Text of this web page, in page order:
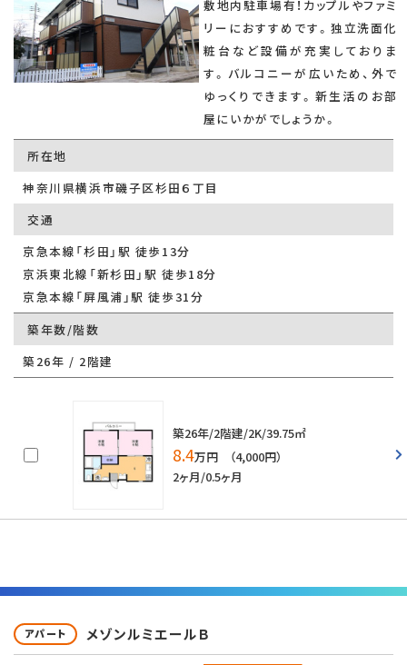
敷地内駐車場有！カップルやファミ
リーにおすすめです。独立洗面化
粧台など設備が充実しておりま
す。バルコニーが広いため、外で
ゆっくりできます。新生活のお部
屋にいかがでしょうか。
所在地
神奈川県横浜市磯子区杉田６丁目
交通
京急本線「杉田」駅 徒歩13分
京浜東北線「新杉田」駅 徒歩18分
京急本線「屏風浦」駅 徒歩31分
築年数/階数
築26年 / 2階建
築26年/2階建/2K/39.75㎡
8.4万円 （4,000円）
2ヶ月/0.5ヶ月
アパート メゾンルミエールＢ